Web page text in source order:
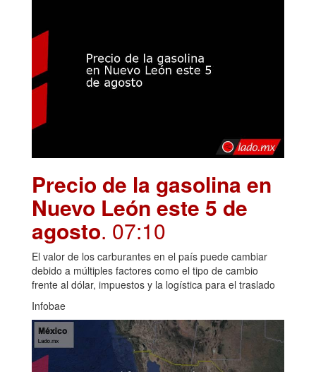
Precio de la gasolina en
Nuevo León este 5 de
agosto. 07:10
El valor de los carburantes en el país puede cambiar
debido a múltiples factores como el tipo de cambio
frente al dólar, impuestos y la logística para el traslado
Infobae